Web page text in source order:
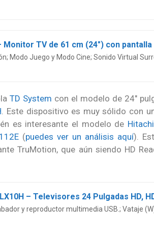
Modo Juego y Modo Cine; Sonido Virtual
TD System con el modelo de 24″
. Este dispositivo es muy sólido con
es interesante el modelo de
(puedes ver un análisis aquí).
TruMotion, que aún siendo HD
y reproductor multimedia USB.; Vataje